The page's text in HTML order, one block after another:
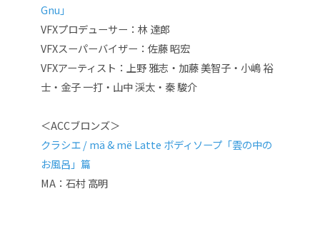
Gnu」
VFXプロデューサー：林 達郎
VFXスーパーバイザー：佐藤 昭宏
VFXアーティスト：上野 雅志・加藤 美智子・小嶋 裕
士・金子 一打・山中 渓太・秦 駿介
＜ACCブロンズ＞
クラシエ / mä & më Latte ボディソープ「雲の中の
お風呂」篇
MA：石村 高明